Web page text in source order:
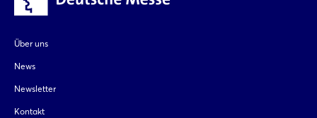
Über uns
News
Newsletter
Kontakt